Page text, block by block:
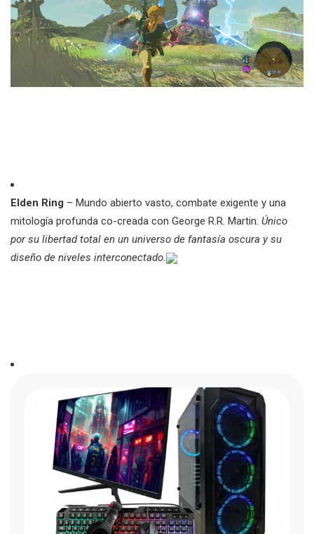
Elden Ring – Mundo abierto vasto, combate exigente y una
mitología profunda co-creada con George R.R. Martin. Único
por su libertad total en un universo de fantasía oscura y su
diseño de niveles interconectado.